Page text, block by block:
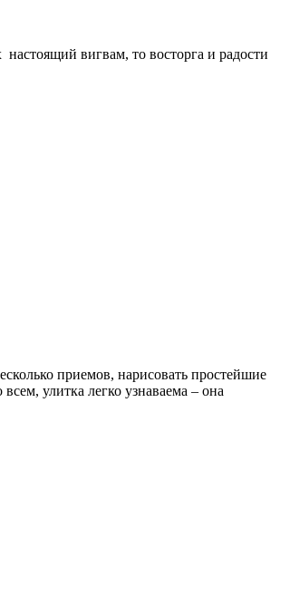
вигвам, то восторга и радости
приемов, нарисовать простейшие
улитка легко узнаваема – она